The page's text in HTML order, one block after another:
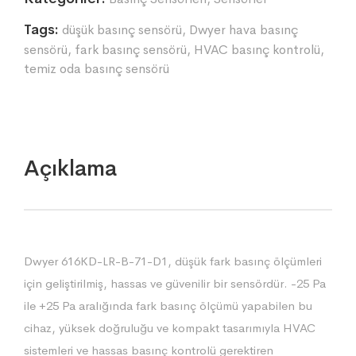
Tags: düşük basınç sensörü, Dwyer hava basınç
sensörü, fark basınç sensörü, HVAC basınç kontrolü,
temiz oda basınç sensörü
Açıklama
Dwyer 616KD-LR-B-71-D1, düşük fark basınç ölçümleri
için geliştirilmiş, hassas ve güvenilir bir sensördür. -25 Pa
ile +25 Pa aralığında fark basınç ölçümü yapabilen bu
cihaz, yüksek doğruluğu ve kompakt tasarımıyla HVAC
sistemleri ve hassas basınç kontrolü gerektiren